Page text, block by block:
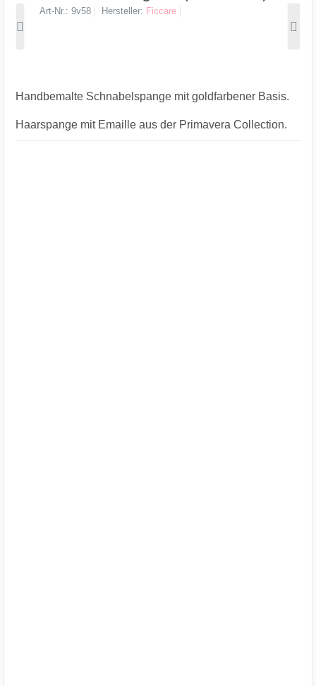
Art-Nr. 9v58 Hersteller Ficcare
Handbemalte Schnabelspange mit goldfarbener Basis.
Haarspange mit Emaille aus der Primavera Collection.